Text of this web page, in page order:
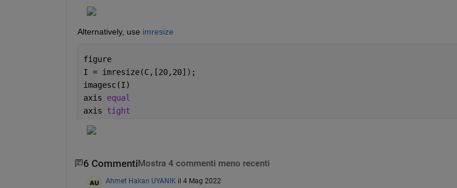
Alternatively, use imresize
figure
I = imresize(C,[20,20]);
imagesc(I)
axis equal
axis tight
6 Commenti Mostra 4 commenti meno recenti
Ahmet Hakan UYANIK il 4 Mag 2022